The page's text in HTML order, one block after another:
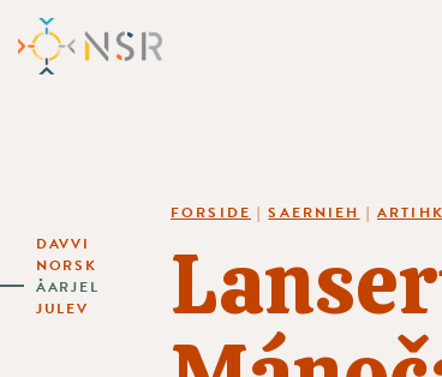
DAVVI
NORSK
ÅARJEL
JULEV
FORSIDE |SAERNIEH |